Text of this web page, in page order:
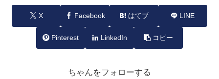
X Facebook はてブ LINE
Pinterest LinkedIn コピー
ちゃんをフォローする